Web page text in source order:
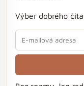
Výber dobrého